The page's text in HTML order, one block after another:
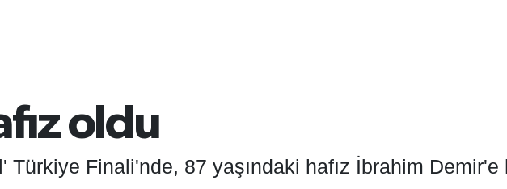
oldu
Finali'nde, 87 yaşındaki hafız İbrahim Demir'e